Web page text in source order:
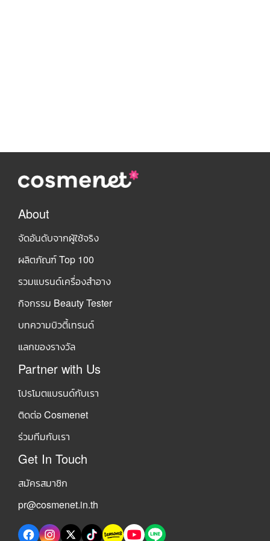
About
จัดอันดับจากผู้ใช้จริง
ผลิตภัณฑ์ Top 100
รวมแบรนด์เครื่องสำอาง
กิจกรรม Beauty Tester
บทความบิวตี้เทรนด์
แลกของรางวัล
Partner with Us
โปรโมตแบรนด์กับเรา
ติดต่อ Cosmenet
ร่วมทีมกับเรา
Get In Touch
สมัครสมาชิก
pr@cosmenet.in.th